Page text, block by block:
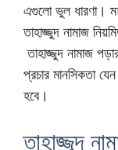
এগুলো ভুল ধারণা।
তাহাজ্জুদ নামাজ
তাহাজ্জুদ নামাজ
প্রচার মানসিকতা
হবে।
তাহাজ্জুদ